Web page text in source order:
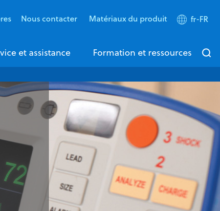
Nous contacter Matériaux du produit fr-FR
et assistance Formation et ressources